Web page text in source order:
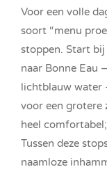
Voor een volle
soort “menu
stoppen. Start bij
naar Bonne Eau
lichtblauw water
voor een grotere
heel
Tussen deze
naamloze